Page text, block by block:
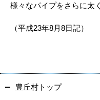
様々なパイプをさらに太
（平成23年8月8日記）
豊丘村トップ